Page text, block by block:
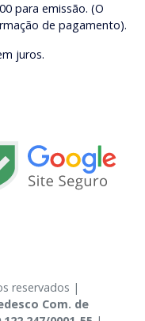
para emissão. (O
de pagamento).
juros.
reservados |
Com. de